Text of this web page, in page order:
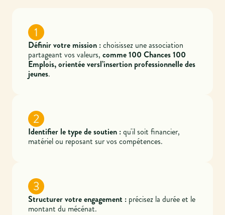
1
Définir votre mission :choisissez une association
partageant vos valeurs,comme 100 Chances 100
Emplois, orientée versl’insertion professionnelle des
jeunes.
2
Identifier le type de soutien :qu'il soit financier,
matériel ou reposant sur vos compétences.
3
Structurer votre engagement : précisez la durée et le
montant du mécénat.